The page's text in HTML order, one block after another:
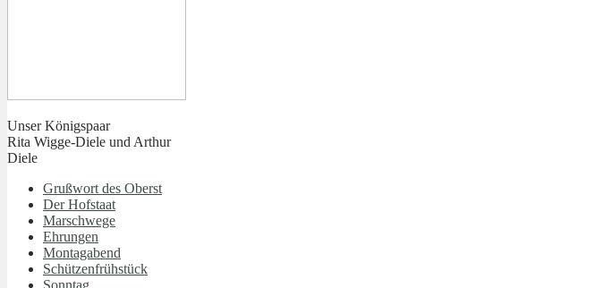
Unser Königspaar
Rita Wigge-Diele und Arthur
Diele
Grußwort des Oberst
Der Hofstaat
Marschwege
Ehrungen
Montagabend
Schützenfrühstück
Sonntag